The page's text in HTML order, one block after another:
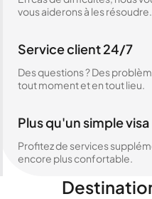
vous aiderons à les résoudre.
Service client 24/7
Des questions ? Des
tout moment et en tout lieu.
Plus qu'un simple visa
Profitez de services
encore plus confortable.